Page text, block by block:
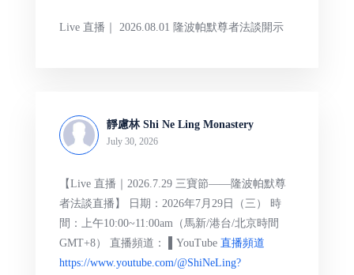
Live 直播｜ 2026.08.01 隆波帕默尊者法談開示
靜慮林 Shi Ne Ling Monastery
July 30, 2026
【Live 直播｜2026.7.29 三寶節——隆波帕默尊
者法談直播】 日期：2026年7月29日（三） 時
間：上午10:00~11:00am（馬新/港台/北京時間
GMT+8） 直播頻道： ▌YouTube 直播頻道
https://www.youtube.com/@ShiNeLing?